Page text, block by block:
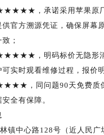
，承诺采用苹果原
官方溯源凭证，确保屏幕
；
，明码标价无隐形
实时观看维修过程，报价
，同问题90天免费质
全有保障。
镇中心路128号（近人民广